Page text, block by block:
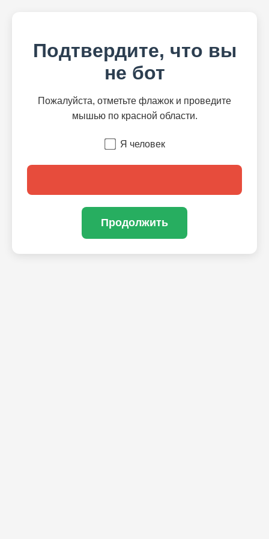
Подтвердите, что вы
не бот
Пожалуйста, отметьте флажок и проведите
мышью по красной области.
Я человек
Продолжить